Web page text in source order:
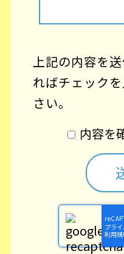
上記の内容を
ればチェック
さい。
内容を
プラ
利用